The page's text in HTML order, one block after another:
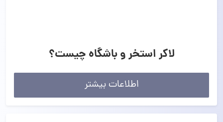
لاکر استخر و باشگاه چیست؟
اطلاعات بیشتر